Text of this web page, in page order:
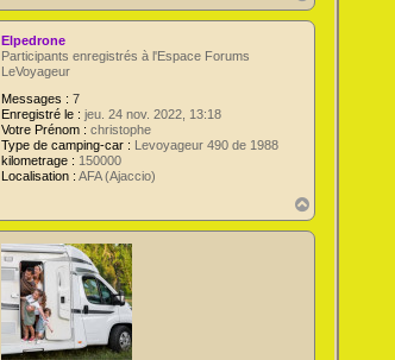
a
u
Elpedrone
Participants enregistrés à l'Espace Forums
LeVoyageur
Messages : 7
Enregistré le : jeu. 24 nov. 2022, 13:18
Votre Prénom : christophe
Type de camping-car : Levoyageur 490 de 1988
kilometrage : 150000
Localisation : AFA (Ajaccio)
a
u